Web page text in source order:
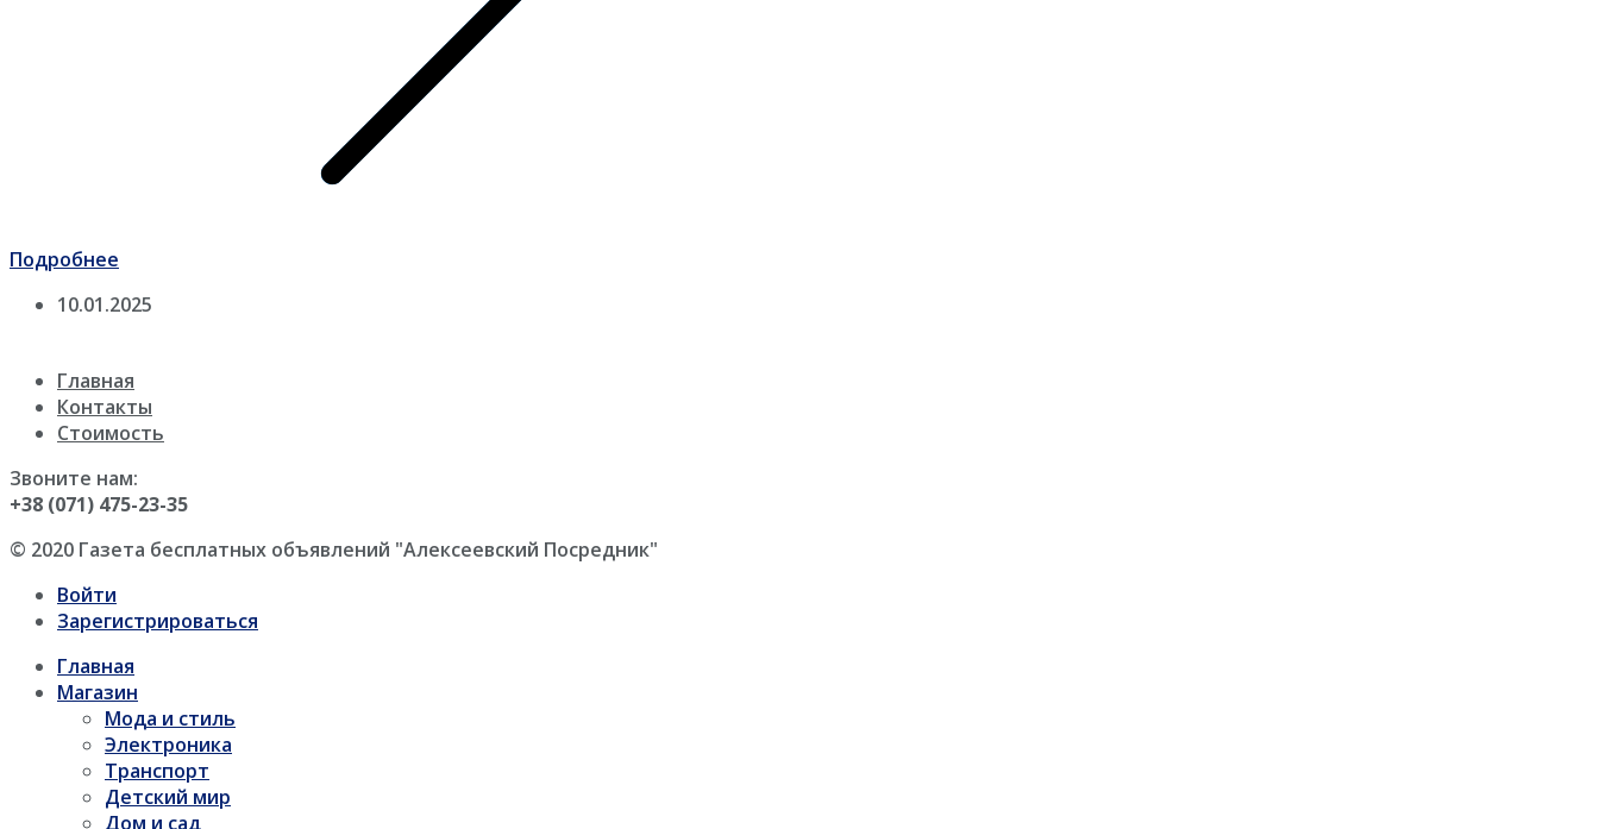
Подробнее
10.01.2025
Главная
Контакты
Стоимость
Звоните нам:
+38 (071) 475-23-35
© 2020 Газета бесплатных объявлений "Алексеевский Посредник"
Войти
Зарегистрироваться
Главная
Магазин
Мода и стиль
Электроника
Транспорт
Детский мир
Дом и сад